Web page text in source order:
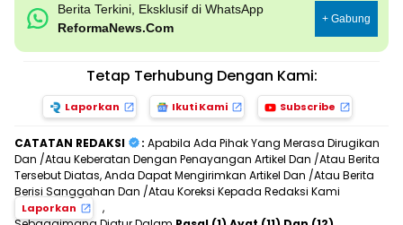
Berita Terkini, Eksklusif di WhatsApp
ReformaNews.Com
+ Gabung
Tetap Terhubung Dengan Kami:
Laporkan Ikuti Kami Subscribe
CATATAN REDAKSI : Apabila Ada Pihak Yang Merasa Dirugikan
Dan /Atau Keberatan Dengan Penayangan Artikel Dan /Atau Berita
Tersebut Diatas, Anda Dapat Mengirimkan Artikel Dan /Atau Berita
Berisi Sanggahan Dan /Atau Koreksi Kepada Redaksi Kami
Laporkan
,